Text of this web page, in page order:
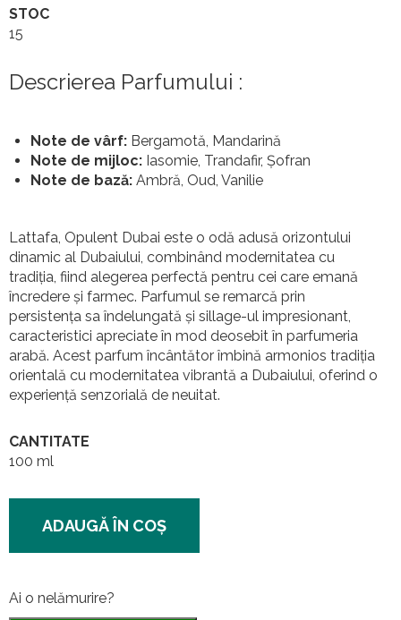
STOC
15
Descrierea Parfumului :
Note de vârf: Bergamotă, Mandarină
Note de mijloc: Iasomie, Trandafir, Șofran
Note de bază: Ambră, Oud, Vanilie
Lattafa, Opulent Dubai este o odă adusă orizontului
dinamic al Dubaiului, combinând modernitatea cu
tradiția, fiind alegerea perfectă pentru cei care emană
încredere și farmec. Parfumul se remarcă prin
persistența sa îndelungată și sillage-ul impresionant,
caracteristici apreciate în mod deosebit în parfumeria
arabă. Acest parfum încântător îmbină armonios tradiția
orientală cu modernitatea vibrantă a Dubaiului, oferind o
experiență senzorială de neuitat.
CANTITATE
100 ml
ADAUGĂ ÎN COŞ
Ai o nelămurire?